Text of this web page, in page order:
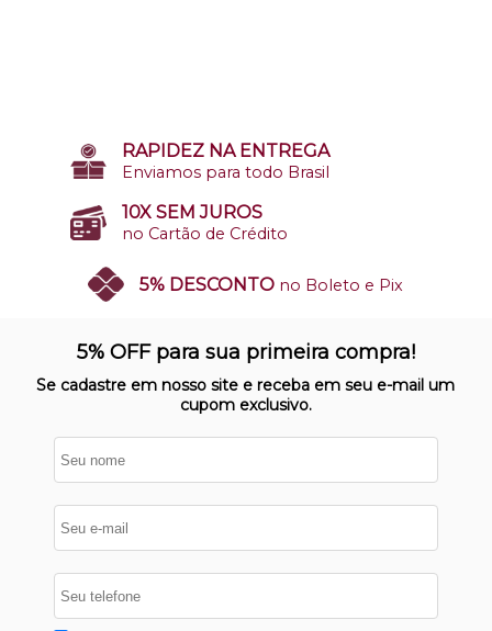
RAPIDEZ NA ENTREGA
Enviamos para todo Brasil
10X SEM JUROS
no Cartão de Crédito
5% DESCONTO no Boleto e Pix
Nosso site opera em ambiente
protegido
5% OFF para sua primeira compra!
Se cadastre em nosso site e receba em seu e-mail um
cupom exclusivo.